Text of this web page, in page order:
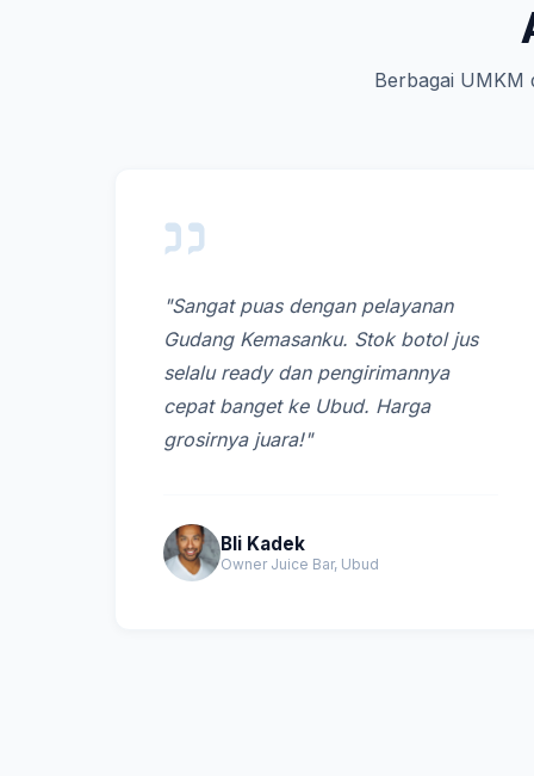
Berbagai UMKM
"Sangat puas dengan pelayanan
Gudang Kemasanku. Stok botol jus
selalu ready dan pengirimannya
cepat banget ke Ubud. Harga
grosirnya juara!"
Bli Kadek
Owner Juice Bar, Ubud